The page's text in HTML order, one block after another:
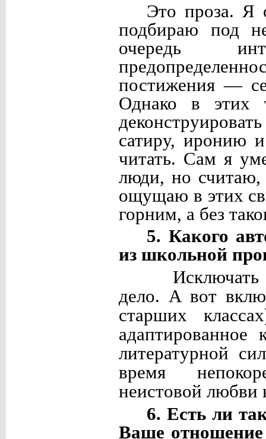
Это проза. Я
подбираю под
очередь
постижения —
Однако в этих
сатиру, иронию
читать. Сам я
люди, но считаю,
ощущаю в этих
горним, а без
5. Какого
из школьной
дело. А вот
старших
литературной
время
неистовой любви
6. Есть ли
Ваше отношение